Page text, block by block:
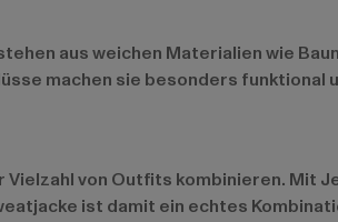
aus weichen Materialien wie
machen sie besonders
von Outfits kombinieren. Mit
ist damit ein echtes